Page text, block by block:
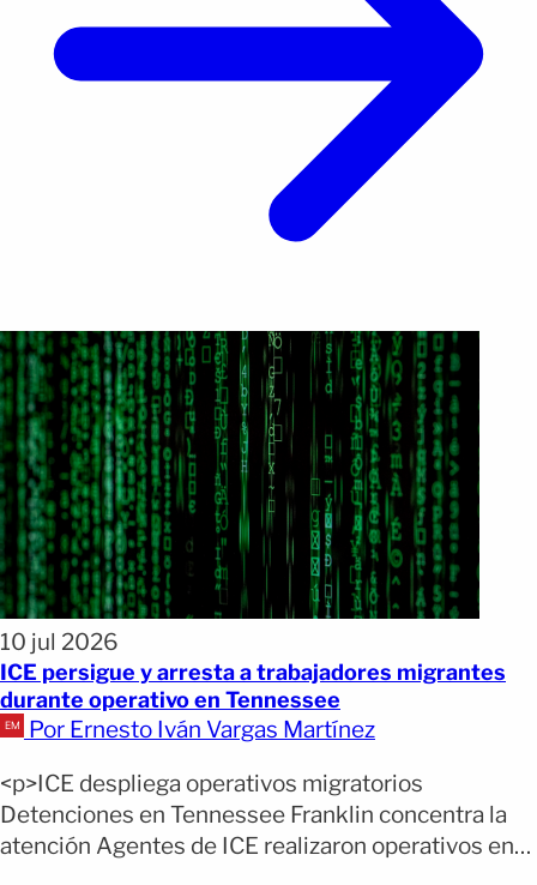
10 jul 2026
ICE persigue y arresta a trabajadores migrantes
durante operativo en Tennessee
Por Ernesto Iván Vargas Martínez
<p>ICE despliega operativos migratorios
Detenciones en Tennessee Franklin concentra la
atención Agentes de ICE realizaron operativos en